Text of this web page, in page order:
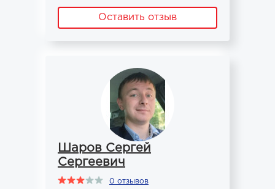
Оставить отзыв
Шаров Сергей
Сергеевич
0 отзывов